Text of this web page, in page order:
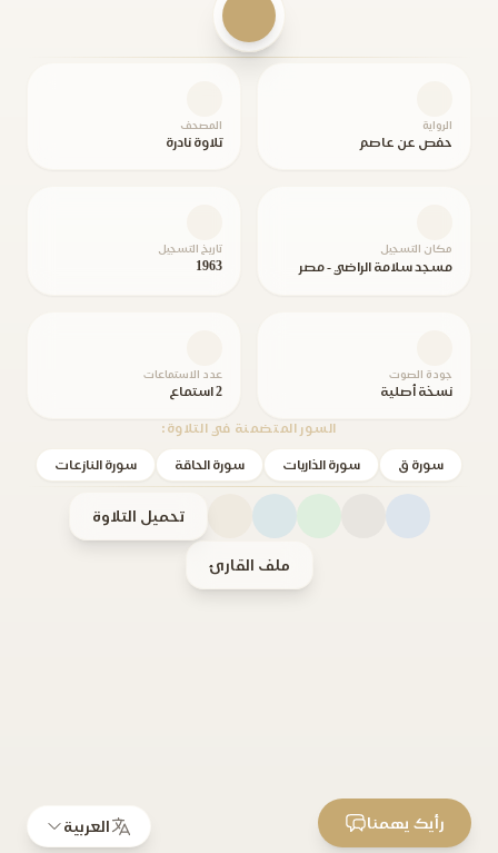
الرواية
حفص عن عاصم
المصحف
تلاوة نادرة
مكان التسجيل
مسجد سلامة الراضي - مصر
تاريخ التسجيل
1963
جودة الصوت
نسخة أصلية
عدد الاستماعات
2 استماع
السور المتضمنة في التلاوة:
سورة ق سورة الذاريات سورة الحاقة سورة النازعات
تحميل التلاوة
ملف القارئ
العربية رأيك يهمنا